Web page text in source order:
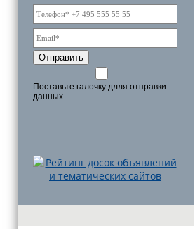
Отправить
Поставьте галочку длля отправки
данных